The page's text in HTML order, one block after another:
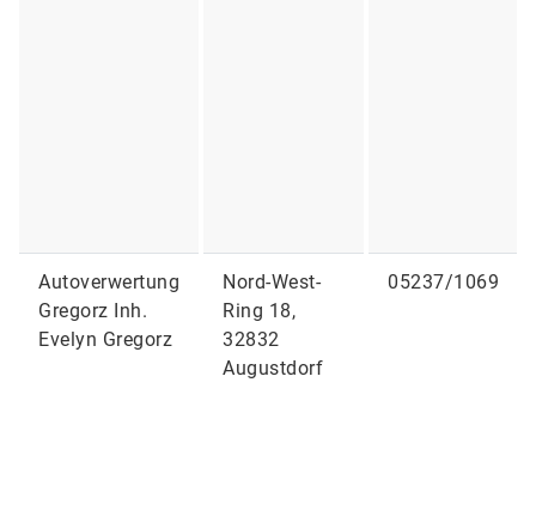
Autoverwertung
Gregorz Inh.
Evelyn Gregorz
Nord-West-
Ring 18,
32832
Augustdorf
05237/1069